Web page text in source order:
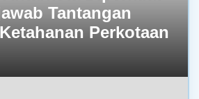
Tantangan
Perkotaan